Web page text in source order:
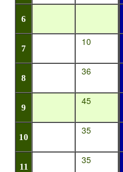
6
7
10
8
36
9
45
10
35
11
35